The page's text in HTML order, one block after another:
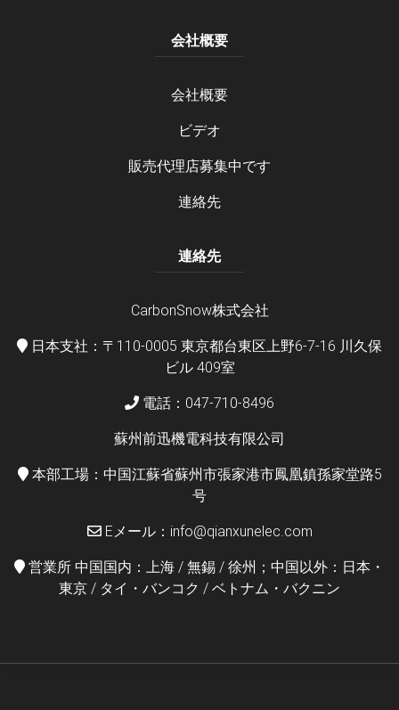
会社概要
会社概要
ビデオ
販売代理店募集中です
連絡先
連絡先
CarbonSnow株式会社
日本支社：〒110-0005 東京都台東区上野6-7-16 川久保
ビル 409室
電話：047-710-8496
蘇州前迅機電科技有限公司
本部工場：中国江蘇省蘇州市張家港市鳳凰鎮孫家堂路5
号
Eメール：info@qianxunelec.com
営業所 中国国内：上海 / 無錫 / 徐州；中国以外：日本・
東京 / タイ・バンコク / ベトナム・バクニン